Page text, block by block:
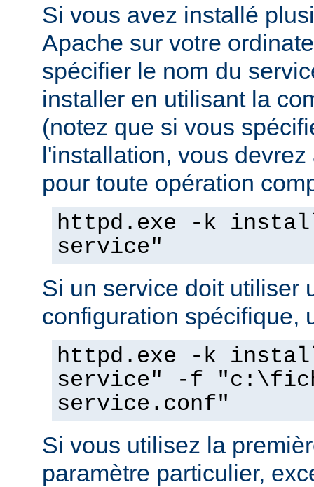
Si vous avez installé
Apache sur votre
spécifier le nom du
installer en utilisant la
(notez que si vous
l'installation, vous
pour toute opération
httpd.exe -k
service"
Si un service doit utiliser
configuration spécifique,
httpd.exe -k
service" -f
service.conf"
Si vous utilisez la
paramètre particulier,